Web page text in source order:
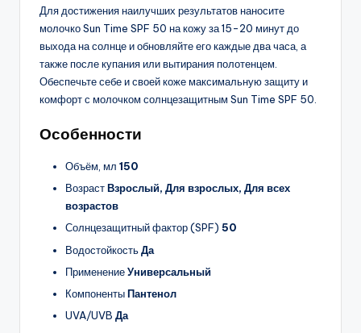
Для достижения наилучших результатов наносите
молочко Sun Time SPF 50 на кожу за 15-20 минут до
выхода на солнце и обновляйте его каждые два часа, а
также после купания или вытирания полотенцем.
Обеспечьте себе и своей коже максимальную защиту и
комфорт с молочком солнцезащитным Sun Time SPF 50.
Особенности
Объём, мл 150
ВозрастВзрослый, Для взрослых, Для всех
возрастов
Солнцезащитный фактор (SPF) 50
ВодостойкостьДа
ПрименениеУниверсальный
КомпонентыПантенол
UVA/UVB Да